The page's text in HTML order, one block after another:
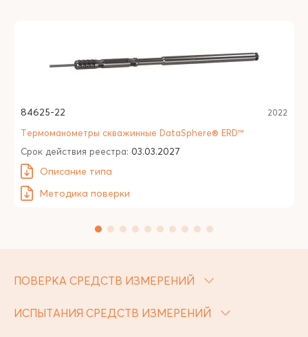
84625-22 2022
Термоманометры скважинные DataSphere® ERD™
Срок действия реестра: 03.03.2027
Описание типа
Методика поверки
ПОВЕРКА СРЕДСТВ ИЗМЕРЕНИЙ
ИСПЫТАНИЯ СРЕДСТВ ИЗМЕРЕНИЙ